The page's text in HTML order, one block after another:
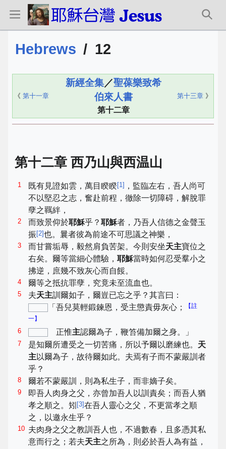
Hebrews / 12
《 第十一章
新經全集／聖葆樂致希
伯來人書
第十二章
第十三章 》
第十二章 西乃山與西温山
1 既有見證如雲，萬目睽睽 [1] ，監臨左右，吾人尚可
不以堅忍之志，奮赴前程，徹除一切障碍，解脫罪
孽之羈絆，
2 而致景仰於耶穌乎？耶穌者，乃吾人信德之金聲玉
振 [2]也。曩者彼為前途不可思議之神樂，
3 而甘嘗垢辱，毅然肩負苦架。今則安坐天主寶位之
右矣。爾等當細心體驗，耶穌當時如何忍受羣小之
拂逆，庶幾不致灰心而自餒。
4 爾等之抵抗罪孽，究竟未至流血也。
5 夫天主訓爾如子，爾豈已忘之乎？其言曰：
「吾兒莫輕鍛鍊恩，受主懲責毋灰心；
【註
一】
6 正惟主認爾為子，鞭笞備加爾之身。」
7 是知爾所遭受之一切苦痛，所以予爾以磨練也。 天
主以爾為子，故待爾如此。夫焉有子而不蒙嚴訓者
乎？
8 爾若不蒙嚴訓，則為私生子，而非嫡子矣。
9
即吾人肉身之父，亦曾加吾人以訓責矣；而吾人猶
孝之順之。矧 [3]在吾人靈心之父，不更當孝之順
之，以邀永生乎？
10 夫肉身之父之教訓吾人也，不過數春，且多憑其私
意而行之；若夫天主之所為，則必於吾人為有益，